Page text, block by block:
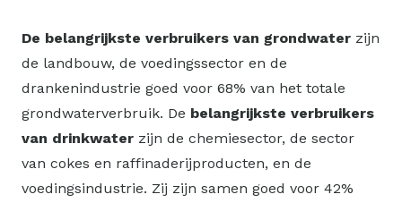
De belangrijkste verbruikers van grondwater zijn
de landbouw, de voedingssector en de
drankenindustrie goed voor 68% van het totale
grondwaterverbruik. De belangrijkste verbruikers
van drinkwater zijn de chemiesector, de sector
van cokes en raffinaderijproducten, en de
voedingsindustrie. Zij zijn samen goed voor 42%